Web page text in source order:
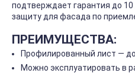
подтверждает гарантия до
защиту для фасада по
ПРЕИМУЩЕСТВА:
Профилированный лист —
Можно эксплуатировать в